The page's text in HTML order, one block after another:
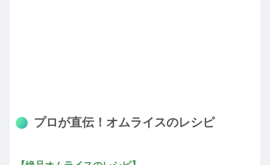
プロが直伝！オムライスのレシピ